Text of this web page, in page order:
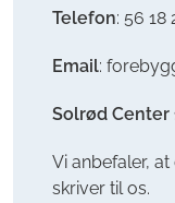
Telefon: 56 18
Email:
Solrød Center
Vi anbefaler,
skriver til os.